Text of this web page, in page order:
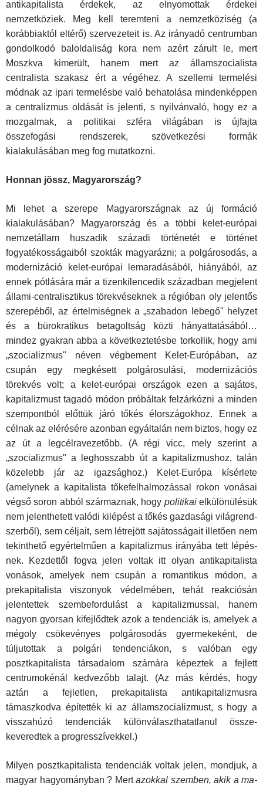
antikapitalista érdekek, az elnyomottak érdekei
nemzetköziek. Meg kell teremteni a nemzetköziség (a
korábbiaktól eltérő) szervezeteit is. Az irányadó centrumban
gondolkodó baloldaliság kora nem azért zárult le, mert
Moszkva kimerült, hanem mert az államszocia­lista
centralista szakasz ért a végéhez. A szellemi termelési
módnak az ipari termelésbe való behatolása mindenképpen
a centralizmus oldását is jelenti, s nyilvánvaló, hogy ez a
moz­galmak, a politikai szféra világában is újfajta
összefogási rendszerek, szövetkezési formák
kialakulásában meg fog mu­tatkozni.
Honnan jössz, Magyarország?
Mi lehet a szerepe Magyarországnak az új formáció
kialakulá­sában? Magyarország és a többi kelet-európai
nemzetállam huszadik századi történetét e történet
fogyatékosságaiból szokták magyarázni; a polgárosodás, a
modernizáció kelet­-európai lemaradásából, hiányából, az
ennek pótlására már a tizenkilencedik században megjelent
állami-centralisztikus törekvéseknek a régióban oly jelentős
szerepéből, az értelmi­ségnek a „szabadon lebegő" helyzet
és a bürokratikus betagoltság közti hányattatásából…
mindez gyakran abba a kö­vetkeztetésbe torkollik, hogy ami
„szocializmus" néven vég­bement Kelet-Európában, az
csupán egy megkésett polgárosulási, modernizációs
törekvés volt; a kelet-európai országok ezen a sajátos,
kapitalizmust tagadó módon próbáltak felzár­kózni a minden
szempontból előttük járó tőkés élországokhoz. Ennek a
célnak az elérésére azonban egyáltalán nem biztos, hogy ez
az út a legcélravezetőbb. (A régi vicc, mely szerint a
„szocializmus" a leghosszabb út a kapitalizmushoz, talán
közelebb jár az igazsághoz.) Kelet-Európa kísérlete
(amelynek a kapitalista tőkefelhalmozással rokon vonásai
végső soron abból származnak, hogy politikaielkülönülésük
nem jelenthetett valódi kilépést a tőkés gazdasági világrend­
szerből), sem céljait, sem létrejött sajátosságait illetően nem
tekinthető egyértelműen a kapitalizmus irányába tett lépés­
nek. Kezdettől fogva jelen voltak itt olyan antikapitalista
voná­sok, amelyek nem csupán a romantikus módon, a
prekapitalista viszonyok védelmében, tehát reakciósán
jelentettek szembefordulást a kapitalizmussal, hanem
nagyon gyorsan kifejlődtek azok a tendenciák is, amelyek a
mégoly csökevé­nyes polgárosodás gyermekeként, de
túljutottak a polgári ten­denciákon, s valóban egy
posztkapitalista társadalom szá­mára képeztek a fejlett
centrumokénál kedvezőbb talajt. (Az más kérdés, hogy
aztán a fejletlen, prekapitalista antikapitaliz­musra
támaszkodva építették ki az államszocializmust, s hogy a
visszahúzó tendenciák különválaszthatatlanul össze­
keveredtek a progresszívekkel.)
Milyen posztkapitalista tendenciák voltak jelen, mondjuk, a
magyar hagyományban ? Mertazokkal szemben, akik a ma­